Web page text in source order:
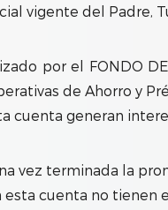
vigente del Padre,
por el FONDO
de Ahorro y
cuenta generan
vez terminada la
esta cuenta no tienen